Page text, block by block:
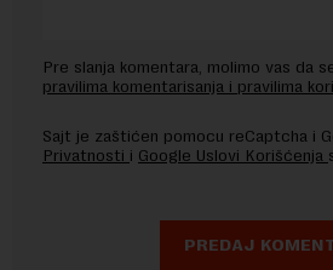
Pre slanja komentara, molimo vas da
pravilima komentarisanja i pravilima
Sajt je zaštićen pomocu reCaptcha i
Privatnosti i Google Uslovi Korišćenja